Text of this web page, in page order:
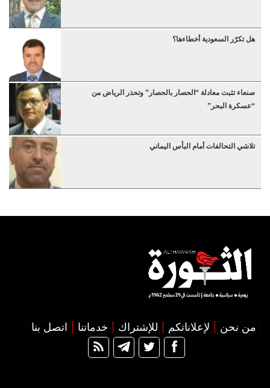
هل تكرّر السعودية أخطاءها؟
صنعاء تثبت معادلة “الحصار بالحصار” وتحذر الرياض من
“عسكرة البحر”
تلاشي التحالفات أمام البأس اليماني
من نحن لإعلاناتكم للإشتراك خدماتنا اتصل بنا